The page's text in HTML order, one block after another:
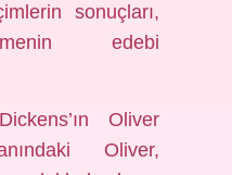
sonuçları,
edebi
Oliver
Oliver,